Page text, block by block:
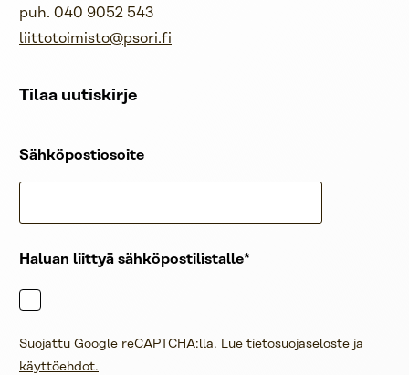
puh. 040 9052 543
liittotoimisto@psori.fi
Tilaa uutiskirje
Sähköpostiosoite
Haluan liittyä sähköpostilistalle
Suojattu Google reCAPTCHA:lla. Lue tietosuojaseloste ja
käyttöehdot.